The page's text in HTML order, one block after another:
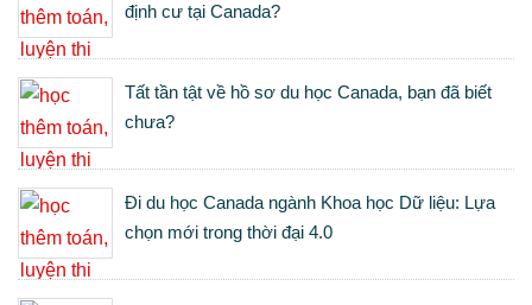
định cư tại Canada?
Tất tần tật về hồ sơ du học Canada, bạn đã biết
chưa?
Đi du học Canada ngành Khoa học Dữ liệu: Lựa
chọn mới trong thời đại 4.0